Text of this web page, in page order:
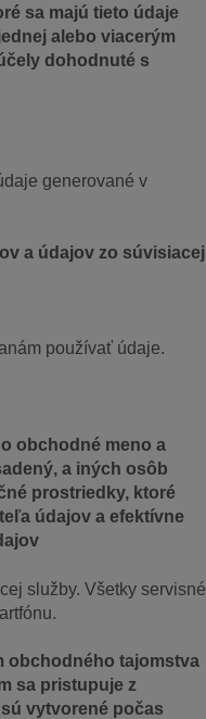
sa majú tieto údaje
alebo viacerým
dohodnuté s
generované v
a údajov zo súvisiacej
používať údaje.
obchodné meno a
a iných osôb
prostriedky, ktoré
údajov a efektívne
služby. Všetky servisné
tajomstva
sa pristupuje z
vytvorené počas